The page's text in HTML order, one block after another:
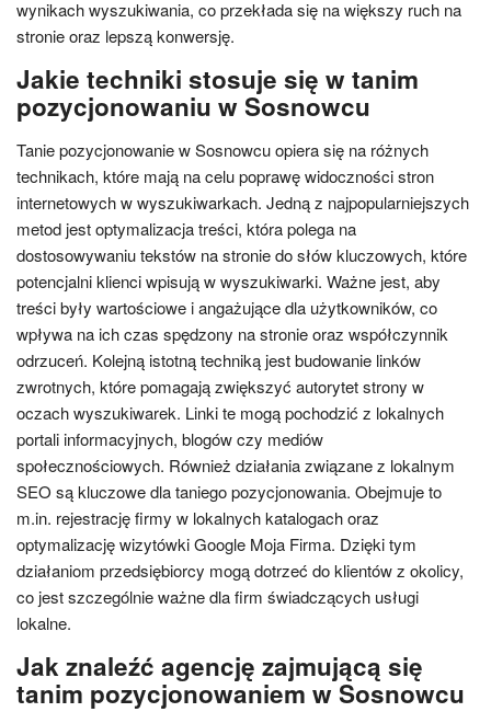
wynikach wyszukiwania, co przekłada się na większy ruch na
stronie oraz lepszą konwersję.
Jakie techniki stosuje się w tanim
pozycjonowaniu w Sosnowcu
Tanie pozycjonowanie w Sosnowcu opiera się na różnych
technikach, które mają na celu poprawę widoczności stron
internetowych w wyszukiwarkach. Jedną z najpopularniejszych
metod jest optymalizacja treści, która polega na
dostosowywaniu tekstów na stronie do słów kluczowych, które
potencjalni klienci wpisują w wyszukiwarki. Ważne jest, aby
treści były wartościowe i angażujące dla użytkowników, co
wpływa na ich czas spędzony na stronie oraz współczynnik
odrzuceń. Kolejną istotną techniką jest budowanie linków
zwrotnych, które pomagają zwiększyć autorytet strony w
oczach wyszukiwarek. Linki te mogą pochodzić z lokalnych
portali informacyjnych, blogów czy mediów
społecznościowych. Również działania związane z lokalnym
SEO są kluczowe dla taniego pozycjonowania. Obejmuje to
m.in. rejestrację firmy w lokalnych katalogach oraz
optymalizację wizytówki Google Moja Firma. Dzięki tym
działaniom przedsiębiorcy mogą dotrzeć do klientów z okolicy,
co jest szczególnie ważne dla firm świadczących usługi
lokalne.
Jak znaleźć agencję zajmującą się
tanim pozycjonowaniem w Sosnowcu